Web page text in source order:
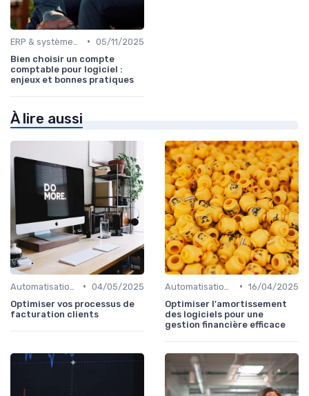
• 05/11/2025
Bien choisir un compte
comptable pour logiciel :
enjeux et bonnes pratiques
À lire aussi
• 04/05/2025
Optimiser vos processus de
facturation clients
• 16/04/2025
Optimiser l'amortissement
des logiciels pour une
gestion financière efficace